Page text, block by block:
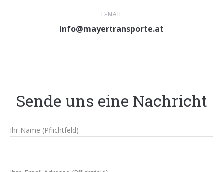
E-MAIL
info@mayertransporte.at
Sende uns eine Nachricht
Ihr Name (Pflichtfeld)